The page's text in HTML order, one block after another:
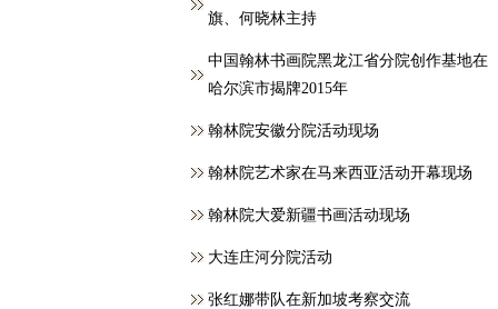
旗、何晓林主持
中国翰林书画院黑龙江省分院创作基地在
哈尔滨市揭牌2015年
翰林院安徽分院活动现场
翰林院艺术家在马来西亚活动开幕现场
翰林院大爱新疆书画活动现场
大连庄河分院活动
张红娜带队在新加坡考察交流